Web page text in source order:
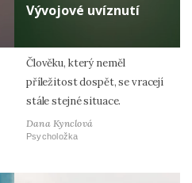
Vývojové uvíznutí
Člověku, který neměl
příležitost dospět, se vracejí
stále stejné situace.
Dana Kynclová
Psycholožka